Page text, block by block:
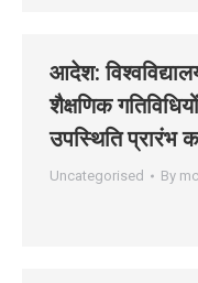
आदेश:
शैक्षणिक
उपस्थिति प्रारंभ
Uncategorised By